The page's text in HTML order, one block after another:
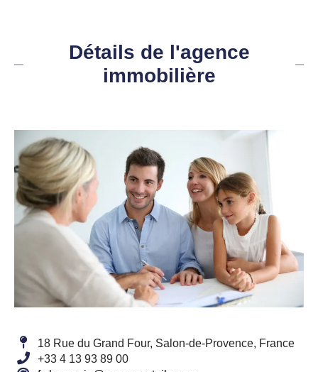
Détails de l'agence
immobilière
18 Rue du Grand Four, Salon-de-Provence, France
+33 4 13 93 89 00